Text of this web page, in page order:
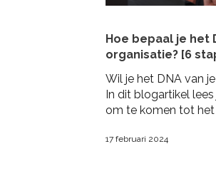
Hoe bepaal je het
organisatie? [6
Wil je het DNA van
In dit blogartikel
om te komen tot
17 februari 2024